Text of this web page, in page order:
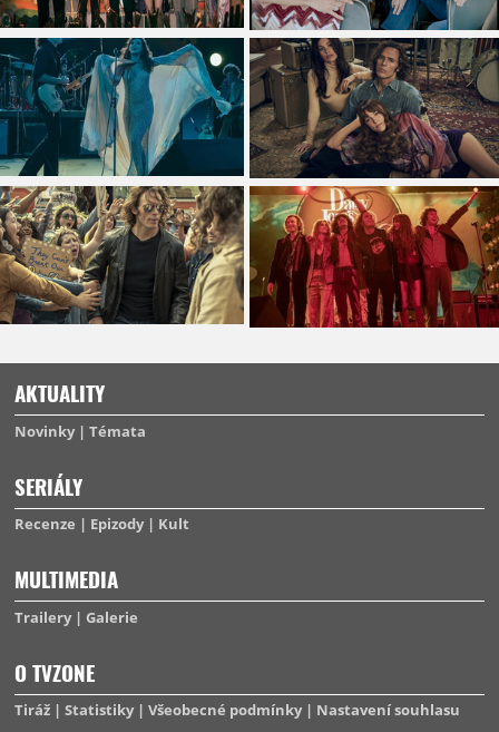
AKTUALITY
Novinky Témata
SERIÁLY
Recenze Epizody Kult
MULTIMEDIA
Trailery Galerie
O TVZONE
Tiráž Statistiky Všeobecné podmínky Nastavení souhlasu